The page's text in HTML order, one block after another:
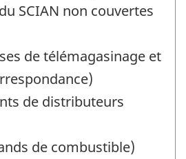
SCIAN non couvertes
de télémagasinage et
de distributeurs
de combustible)